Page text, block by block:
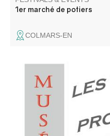
1er marché de potiers
COLMARS-EN
Annot is located in the
discover the richness and
territory, through its